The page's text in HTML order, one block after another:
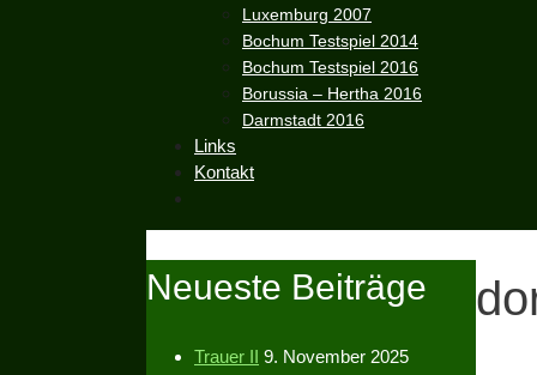
Luxemburg 2007
Bochum Testspiel 2014
Bochum Testspiel 2016
Borussia – Hertha 2016
Darmstadt 2016
Links
Kontakt
Neueste Beiträge
Trauer II 9. November 2025